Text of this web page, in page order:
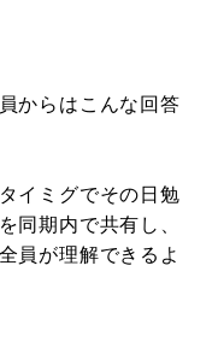
からはこんな回答
イミグでその日勉
同期内で共有し、
員が理解できるよ